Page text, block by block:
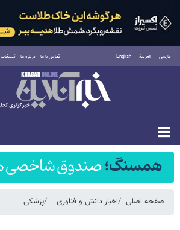
فارسی العربية English تماس با ما درباره ما تبلیغات
شنبه ۱۷ مرداد ۱۴۰۵
صفحه اصلی اخبار دانش و فناوری پزشکی